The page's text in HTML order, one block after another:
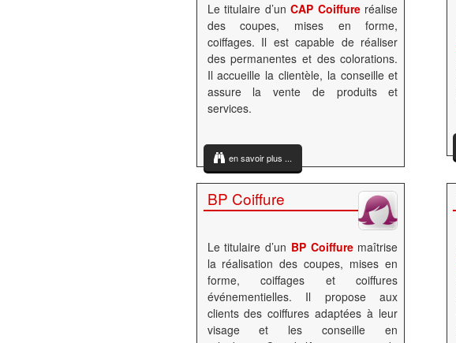
Le titulaire d’un CAP Coiffure réalise
des coupes, mises en forme,
coiffages. Il est capable de réaliser
des permanentes et des colorations.
Il accueille la clientèle, la conseille et
assure la vente de produits et
services.
en savoir plus ...
BP Coiffure
Le titulaire d’un BP Coiffure maîtrise
la réalisation des coupes, mises en
forme, coiffages et coiffures
événementielles. Il propose aux
clients des coiffures adaptées à leur
visage et les conseille en